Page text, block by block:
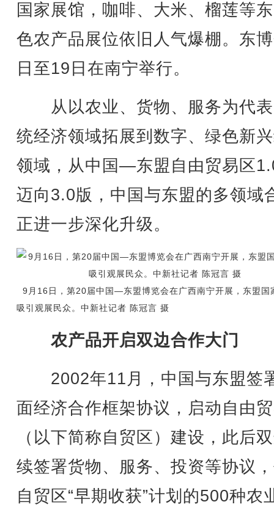
国家展馆，咖啡、大米、榴莲等
色农产品展位依旧人气爆棚。东
日至19日在南宁举行。
从以农业、货物、服务为代
统经济领域拓展到数字、绿色新
领域，从中国—东盟自由贸易区
迈向3.0版，中国与东盟的多领域
正进一步深化升级。
9月16日，第20届中国—东盟博览会在广西南宁开展，东盟国
吸引观展民众。中新社记者 陈冠言 摄
农产品开启双边合作大门
2002年11月，中国与东盟签
面经济合作框架协议，启动自由
（以下简称自贸区）建设，此后
续签署货物、服务、投资等协议
自贸区“早期收获”计划的500种农